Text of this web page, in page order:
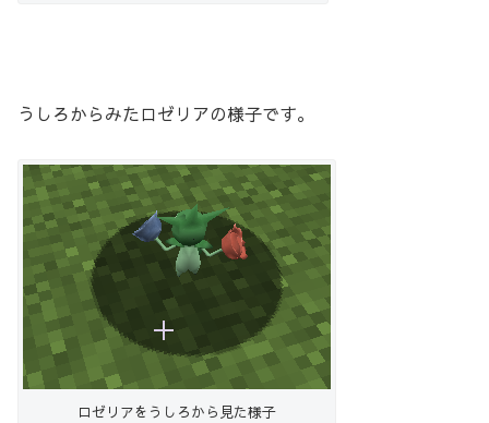
うしろからみたロゼリアの様子です。
ロゼリアをうしろから見た様子